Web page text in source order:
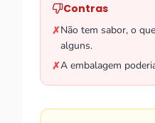
Contras
✗Não tem sabor, o
alguns.
✗A embalagem